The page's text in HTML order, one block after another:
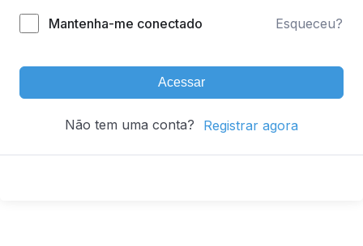
Mantenha-me conectado Esqueceu?
Acessar
Não tem uma conta? Registrar agora